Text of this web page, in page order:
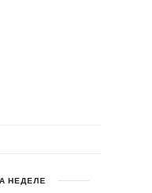
НЕДЕЛЕ